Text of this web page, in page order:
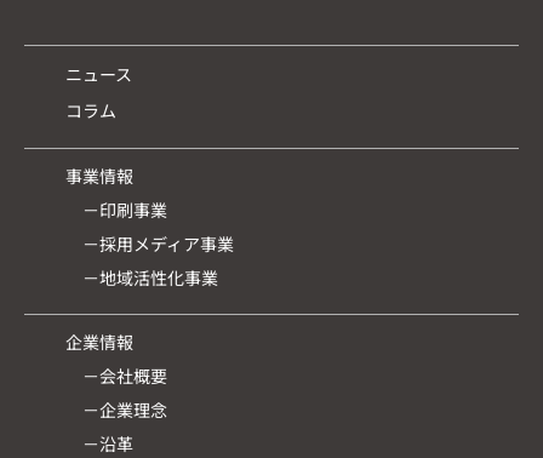
ニュース
コラム
事業情報
－印刷事業
－採用メディア事業
－地域活性化事業
企業情報
－会社概要
－企業理念
－沿革